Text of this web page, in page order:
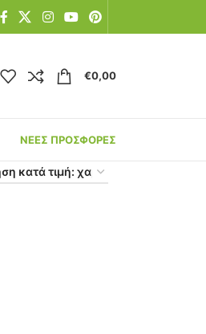
€0,00
ΝΕΕΣ ΠΡΟΣΦΟΡΕΣ